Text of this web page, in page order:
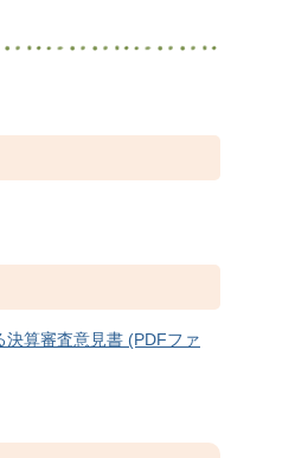
算審査意見書 (PDFファ